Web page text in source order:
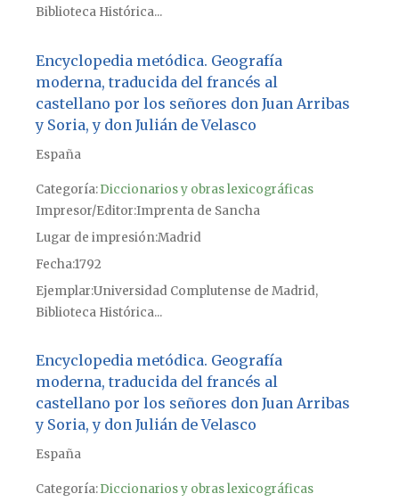
Biblioteca Histórica...
Encyclopedia metódica. Geografía
moderna, traducida del francés al
castellano por los señores don Juan Arribas
y Soria, y don Julián de Velasco
España
Categoría:Diccionarios y obras lexicográficas
Impresor/Editor Imprenta de Sancha
Lugar de impresiónMadrid
Fecha1792
Ejemplar Universidad Complutense de Madrid,
Biblioteca Histórica...
Encyclopedia metódica. Geografía
moderna, traducida del francés al
castellano por los señores don Juan Arribas
y Soria, y don Julián de Velasco
España
Categoría:Diccionarios y obras lexicográficas